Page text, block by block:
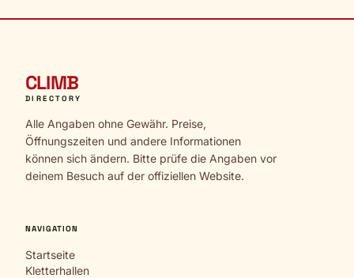
CLIMB
DIRECTORY
Alle Angaben ohne Gewähr. Preise,
Öffnungszeiten und andere Informationen
können sich ändern. Bitte prüfe die Angaben vor
deinem Besuch auf der offiziellen Website.
NAVIGATION
Startseite
Kletterhallen